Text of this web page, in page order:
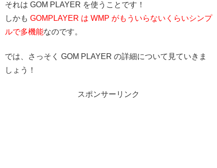
それは GOM PLAYER を使うことです！
しかも GOMPLAYER は WMP がもういらないくらいシンプ
ルで多機能なのです。
では、さっそく GOM PLAYER の詳細について見ていきま
しょう！
スポンサーリンク